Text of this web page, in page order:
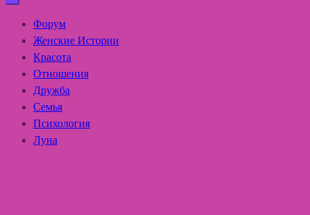
Форум
Женские Истории
Красота
Отношения
Дружба
Семья
Психология
Луна